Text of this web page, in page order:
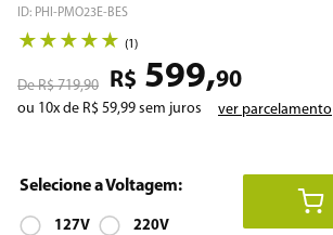
ID: PHI-PMO23E-BES
★ ★ ★ ★ ★ (1 )
R$ 719,90 R$ 599,90
ou 10x de R$ 59,99 sem juros ver parcelamento
127V 220V
º geladeira
7º vertical